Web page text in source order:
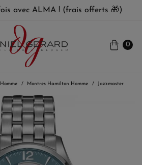
avec ALMA ! (frais offerts 🎁)
0
Montres Hamilton Homme
Jazzmaster